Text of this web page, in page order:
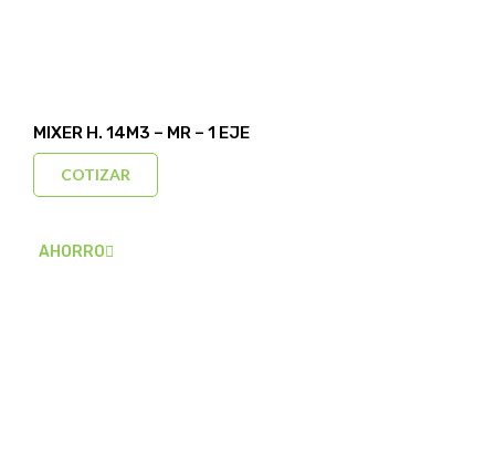
MIXER H. 14M3 – MR – 1 EJE
COTIZAR
AHORRO